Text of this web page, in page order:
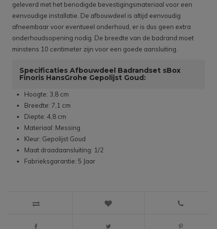
geleverd met het benodigde bevestigingsmateriaal voor een
eenvoudige installatie. De afbouwdeel is altijd eenvoudig
afneembaar voor eventueel onderhoud, er is dus geen extra
onderhoudsopening nodig. De breedte van de badrand moet
minstens 10 centimeter zijn voor een goede aansluiting.
Specificaties Afbouwdeel Badrandset sBox
Finoris HansGrohe Gepolijst Goud:
Hoogte: 3,8 cm
Breedte: 7,1 cm
Diepte: 4,8 cm
Materiaal: Messing
Kleur: Gepolijst Goud
Maat draadaansluiting: 1/2
Fabrieksgarantie: 5 Jaar